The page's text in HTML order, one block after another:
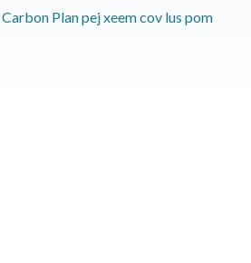
Plan pej xeem cov lus pom